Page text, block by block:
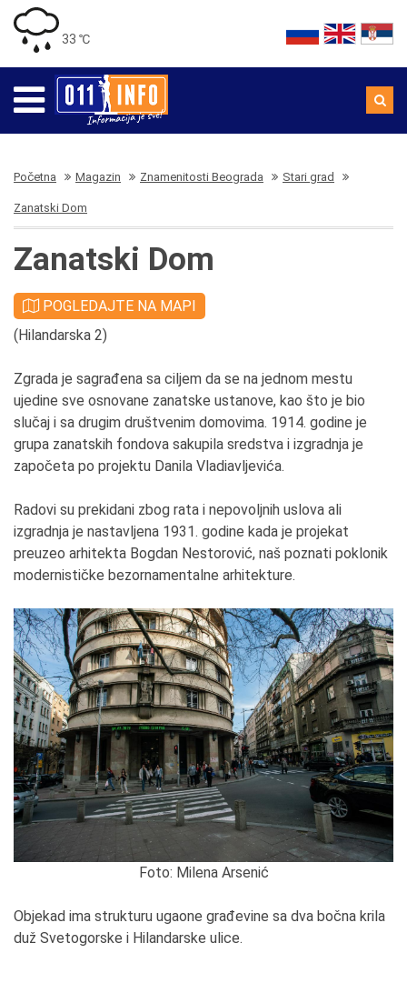
33 ℃
Početna Magazin Znamenitosti Beograda Stari grad
Zanatski Dom
Zanatski Dom
POGLEDAJTE NA MAPI
(Hilandarska 2)
Zgrada je sagrađena sa ciljem da se na jednom mestu
ujedine sve osnovane zanatske ustanove, kao što je bio
slučaj i sa drugim društvenim domovima. 1914. godine je
grupa zanatskih fondova sakupila sredstva i izgradnja je
započeta po projektu Danila Vladiavljevića.
Radovi su prekidani zbog rata i nepovoljnih uslova ali
izgradnja je nastavljena 1931. godine kada je projekat
preuzeo arhitekta Bogdan Nestorović, naš poznati poklonik
modernističke bezornamentalne arhitekture.
Foto: Milena Arsenić
Objekad ima strukturu ugaone građevine sa dva bočna krila
duž Svetogorske i Hilandarske ulice.